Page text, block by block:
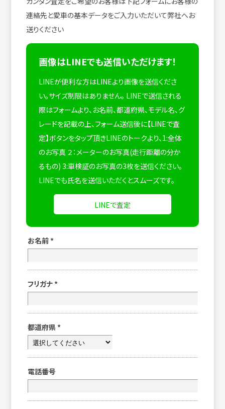
連絡先と愛車の基本データをご入力いただいて弊社へお
送りください
画像はLINEでも送信いただけます！
LINEが便利な方はLINEより画像を送信くださ
い。サイズ制限はありません。 LINEで送信される
際はフォームより、お名前、都道府県、モデル名、グ
レードを記載の上、フォーム送信後に【LINEで査
定】ボタンをタップ頂きLINEのトークより、1:全体
のお写真 ２：メーターのお写真(走行距離の分か
るもの) 3:車検証のお写真の3枚を送信ください。
LINEでも氏名を送信いただくとスムーズです。
LINEで査定
お名前 *
フリガナ *
都道府県 *
電話番号